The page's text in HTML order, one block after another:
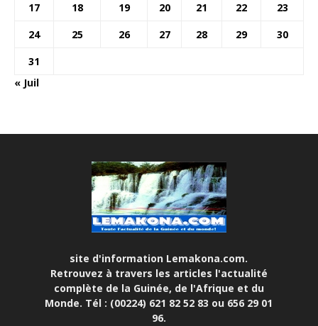
17
18 19 20 21 22
23
24
25 26 27 28 29
30
31
« Juil
site d'information Lemakona.com.
Retrouvez à travers les articles l'actualité
complète de la Guinée, de l'Afrique et du
Monde. Tél : (00224) 621 82 52 83 ou 656 29 01
96.